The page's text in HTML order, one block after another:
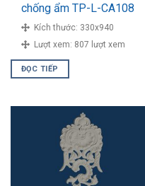
chống ẩm TP-L-CA108
Kích thước: 330x940
Lượt xem: 807 lượt xem
ĐỌC TIẾP